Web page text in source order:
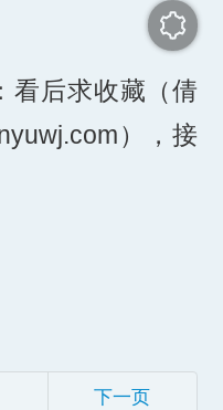
看后求收藏（倩
），接
下一页